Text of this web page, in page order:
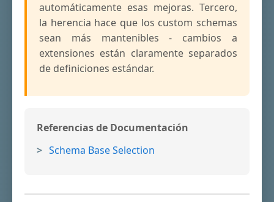
automáticamente esas mejoras. Tercero,
la herencia hace que los custom schemas
sean más mantenibles - cambios a
extensiones están claramente separados
de definiciones estándar.
Referencias de Documentación
Schema Base Selection